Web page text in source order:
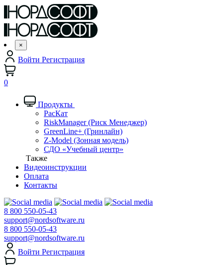
×
Войти Регистрация
0
Продукты
РасКат
RiskManager (Риск Менеджер)
GreenLine+ (Гринлайн)
Z-Model (Зонная модель)
СДО «Учебный центр»
Также
Видеоинструкции
Оплата
Контакты
8 800 550-05-43
support@nordsoftware.ru
8 800 550-05-43
support@nordsoftware.ru
Войти Регистрация